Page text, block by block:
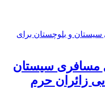
مسافری سیستان
زائران حرم